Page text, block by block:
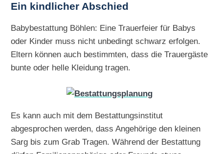
Ein kindlicher Abschied
Babybestattung Böhlen: Eine Trauerfeier für Babys
oder Kinder muss nicht unbedingt schwarz erfolgen.
Eltern können auch bestimmten, dass die Trauergäste
bunte oder helle Kleidung tragen.
Es kann auch mit dem Bestattungsinstitut
abgesprochen werden, dass Angehörige den kleinen
Sarg bis zum Grab Tragen. Während der Bestattung